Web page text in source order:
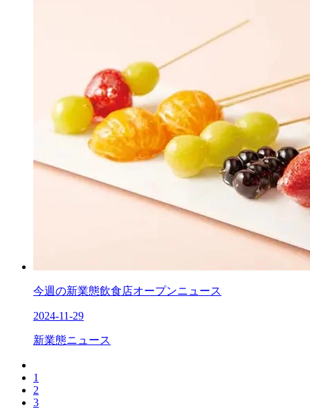
今週の新業態飲食店オープンニュース
2024-11-29
新業態ニュース
1
2
3